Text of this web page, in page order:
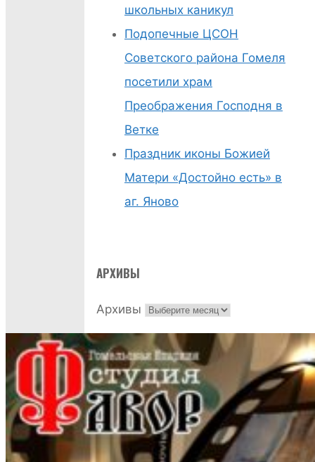
школьных каникул
Подопечные ЦСОН
Советского района Гомеля
посетили храм
Преображения Господня в
Ветке
Праздник иконы Божией
Матери «Достойно есть» в
аг. Яново
АРХИВЫ
Архивы